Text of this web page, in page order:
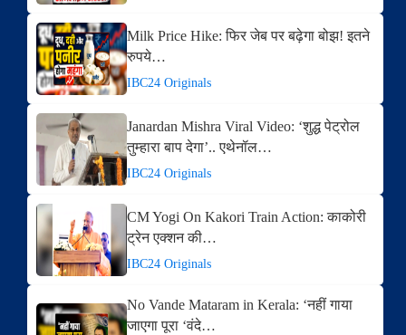
Milk Price Hike: फिर जेब पर बढ़ेगा बोझ! इतने
रुपये…
IBC24 Originals
Janardan Mishra Viral Video: ‘शुद्ध पेट्रोल
तुम्हारा बाप देगा’.. एथेनॉल…
IBC24 Originals
CM Yogi On Kakori Train Action: काकोरी
ट्रेन एक्शन की…
IBC24 Originals
No Vande Mataram in Kerala: ‘नहीं गाया
जाएगा पूरा ‘वंदे…